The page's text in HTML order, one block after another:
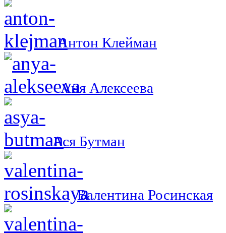
Антон Клейман
Аня Алексеева
Ася Бутман
Валентина Росинская